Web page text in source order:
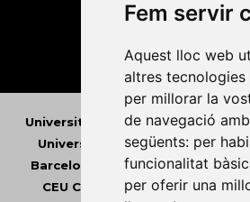
Fem servir
Aquest lloc web
altres tecnologies
per millorar la
de navegació
següents: per
funcionalitat
per oferir una
Universitat Abat Oliba CEU•
Universitat d'Andorra•
Barcelona
Universitat de
CEU Cardenal Herrera•